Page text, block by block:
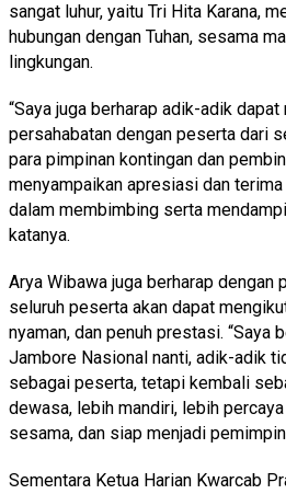
sangat luhur, yaitu Tri Hita Karana,
hubungan dengan Tuhan, sesama
lingkungan.
“Saya juga berharap adik-adik dapat
persahabatan dengan peserta dari
para pimpinan kontingan dan
menyampaikan apresiasi dan
dalam membimbing serta
katanya.
Arya Wibawa juga berharap dengan
seluruh peserta akan dapat
nyaman, dan penuh prestasi. “Saya
Jambore Nasional nanti, adik-adik
sebagai peserta, tetapi kembali
dewasa, lebih mandiri, lebih
sesama, dan siap menjadi
Sementara Ketua Harian Kwarcab